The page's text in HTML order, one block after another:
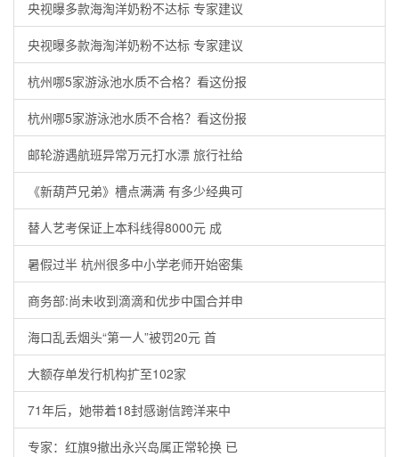
央视曝多款海淘洋奶粉不达标 专家建议
央视曝多款海淘洋奶粉不达标 专家建议
杭州哪5家游泳池水质不合格？看这份报
杭州哪5家游泳池水质不合格？看这份报
邮轮游遇航班异常万元打水漂 旅行社给
《新葫芦兄弟》槽点满满 有多少经典可
替人艺考保证上本科线得8000元 成
暑假过半 杭州很多中小学老师开始密集
商务部:尚未收到滴滴和优步中国合并申
海口乱丢烟头“第一人”被罚20元 首
大额存单发行机构扩至102家
71年后，她带着18封感谢信跨洋来中
专家：红旗9撤出永兴岛属正常轮换 已